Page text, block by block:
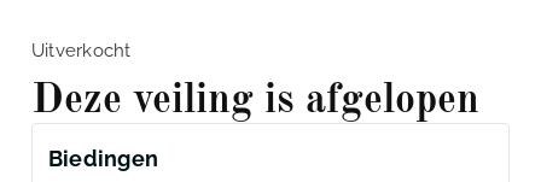
Uitverkocht
Deze veiling is afgelopen
Biedingen